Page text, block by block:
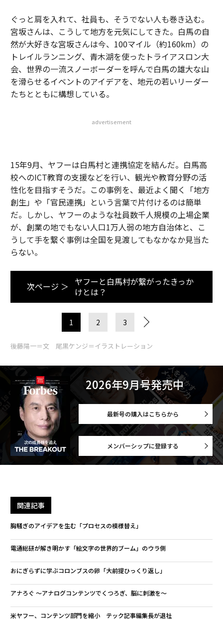
ぐっと肩を入れて、社員も、そうでない人も巻き込む。
宮坂さんは、こうして地方を元気にしてきた。白馬の自
然が大好きな宮坂さんは今、100マイル（約160km）の
トレイルランニング、青木湖を使ったトライアスロン大
会、世界の一流スノーボーダーを呼んで白馬の雄大な山
を滑らせるイベントのアイデアを、地元の若いリーダー
たちとともに構想している。
advertisement
15年9月、ヤフーは白馬村と連携協定を結んだ。白馬高
校へのICT教育の支援などを行い、観光や教育分野の活
性化を目指すそうだ。この事例を、最近よく聞く「地方
創生」や「官民連携」という言葉で片付けるのは簡単
だ。しかし、ヤフーのような社員数千人規模の上場企業
が、創業の地でもない人口1万人弱の地方自治体と、こ
うして手を繋ぐ事例は全国を見渡してもなかなか見当た
らない。
次ページ ＞
ヤフーと白馬村が繋がったきっか
けとは？
1 2 3
後藤陽一＝文 尾黒ケンジ＝イラストレーション
2026年9月号発売中
最新号の購入はこちらから
メンバーシップに登録する
関連記事
胸騒ぎのアイデアを生む「プロセスの模様替え」
電通総研が解き明かす「絵文字の世界的ブーム」のウラ側
おにぎらずに学ぶコロンブスの卵「大前提ひっくり返し」
アナろぐ 〜アナログコンテンツでくつろぎ、脳に刺激を〜
米ヤフー、コンテンツ部門を縮小 テック記事編集長が退社